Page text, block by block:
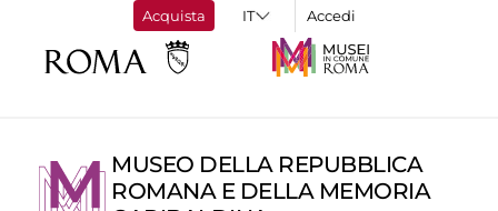
Acquista Accedi
MUSEO DELLA REPUBBLICA
ROMANA E DELLA MEMORIA